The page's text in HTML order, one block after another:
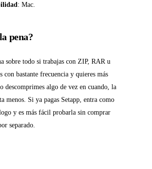
: Mac.
pena?
sobre todo si trabajas con ZIP, RAR u
con bastante frecuencia y quieres más
descomprimes algo de vez en cuando, la
menos. Si ya pagas Setapp, entra como
y es más fácil probarla sin comprar
separado.